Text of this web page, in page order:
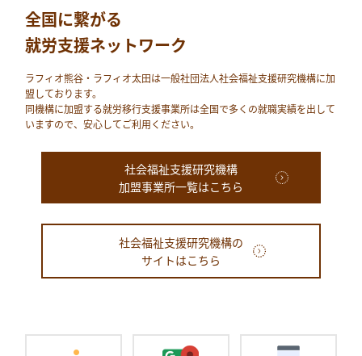
全国に繋がる
就労支援ネットワーク
ラフィオ熊⾕・ラフィオ太田は⼀般社団法⼈社会福祉⽀援研究機構に加
盟しております。
同機構に加盟する就労移⾏⽀援事業所は全国で多くの就職実績を出して
いますので、安⼼してご利⽤ください。
社会福祉支援研究機構
加盟事業所一覧はこちら
社会福祉支援研究機構の
サイトはこちら